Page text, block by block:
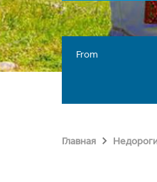
From
Главная